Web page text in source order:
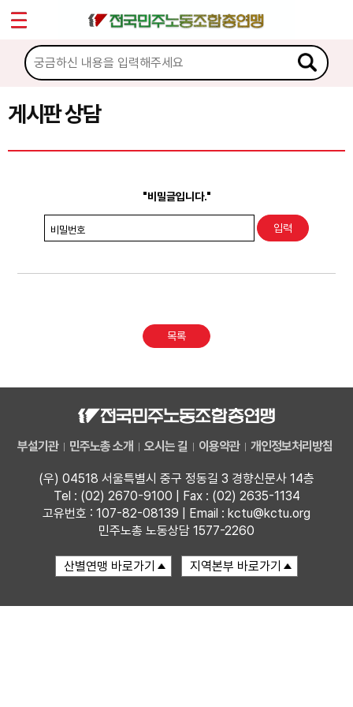
게시판 상담
"비밀글입니다."
비밀번호
목록
부설기관 민주노총 소개 오시는 길 이용약관 개인정보처리방침
(우) 04518 서울특별시 중구 정동길 3 경향신문사 14층
Tel : (02) 2670-9100 | Fax : (02) 2635-1134
고유번호 : 107-82-08139 | Email : kctu@kctu.org
민주노총 노동상담 1577-2260
마이페이지
소개
소식
노동상담
권리찾기수첩 검색
찾아보기
Sketchbook5, 스케치북5
Sketchbook5, 스케치북5